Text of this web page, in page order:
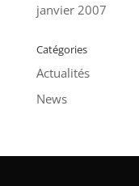
janvier 2007
Catégories
Actualités
News